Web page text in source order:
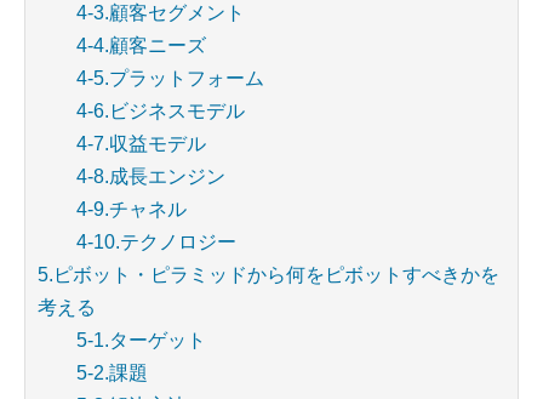
4-3.顧客セグメント
4-4.顧客ニーズ
4-5.プラットフォーム
4-6.ビジネスモデル
4-7.収益モデル
4-8.成長エンジン
4-9.チャネル
4-10.テクノロジー
5.ピボット・ピラミッドから何をピボットすべきかを
考える
5-1.ターゲット
5-2.課題